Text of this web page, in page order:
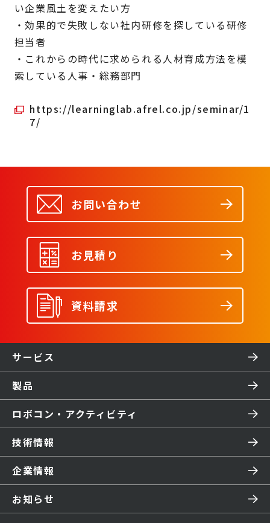
い企業風土を変えたい方
・効果的で失敗しない社内研修を探している研修
担当者
・これからの時代に求められる人材育成方法を模
索している人事・総務部門
https://learninglab.afrel.co.jp/seminar/1
7/
お問い合わせ
お見積り
資料請求
サービス
製品
ロボコン・アクティビティ
技術情報
企業情報
お知らせ